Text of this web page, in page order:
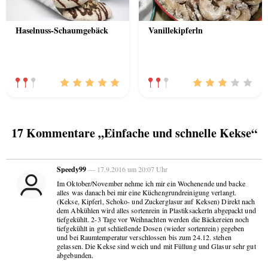
Haselnuss-Schaumgebäck Vanillekipferln
17 Kommentare „Einfache und schnelle Kekse“
Speedy99— 17.9.2016 um 20:07 Uhr
Im Oktober/November nehme ich mir ein Wochenende und backe
alles was danach bei mir eine Küchengrundreinigung verlangt.
(Kekse, Kipferl, Schoko- und Zuckerglasur auf Keksen) Direkt nach
dem Abkühlen wird alles sortenrein in Plastiksackerln abgepackt und
tiefgekühlt. 2-3 Tage vor Weihnachten werden die Bäckereien noch
tiefgekühlt in gut schließende Dosen (wieder sortenrein) gegeben
und bei Raumtemperatur verschlossen bis zum 24.12. stehen
gelassen. Die Kekse sind weich und mit Füllung und Glasur sehr gut
abgebunden.